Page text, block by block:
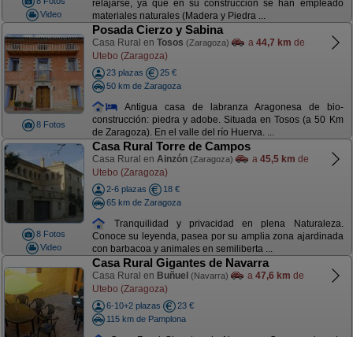
Video
relajarse, ya que en su construcción se han empleado
materiales naturales (Madera y Piedra ...
8 Fotos
Posada Cierzo y Sabina
Casa Rural en Tosos (Zaragoza) a 44,7 km de
Utebo (Zaragoza)
23 plazas
25 €
50 km de Zaragoza
Antigua casa de labranza Aragonesa de bio-
construcción: piedra y adobe. Situada en Tosos (a 50 Km
de Zaragoza). En el valle del río Huerva. ...
8 Fotos
Video
Casa Rural Torre de Campos
Casa Rural en Ainzón (Zaragoza) a 45,5 km de
Utebo (Zaragoza)
2-6 plazas
18 €
65 km de Zaragoza
Tranquilidad y privacidad en plena Naturaleza.
Conoce su leyenda, pasea por su amplia zona ajardinada
con barbacoa y animales en semiliberta ...
Casa Rural Gigantes de Navarra
Casa Rural en Buñuel (Navarra) a 47,6 km de
Utebo (Zaragoza)
6-10+2 plazas
23 €
115 km de Pamplona